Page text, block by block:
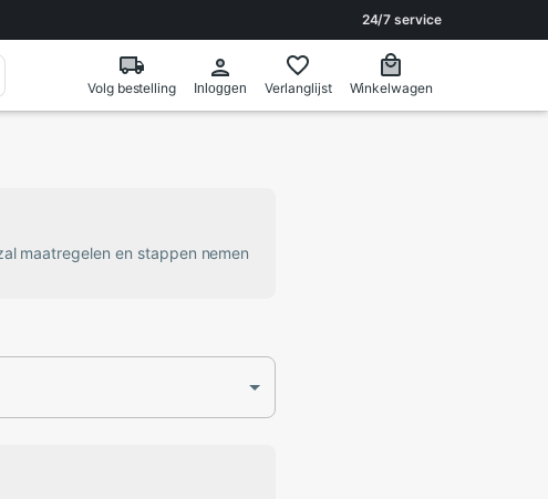
24/7 service
Volg bestelling Inloggen Verlanglijst Winkelwagen
maatregelen en stappen nemen